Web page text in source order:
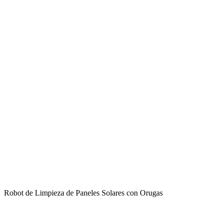
Robot de Limpieza de Paneles Solares con Orugas